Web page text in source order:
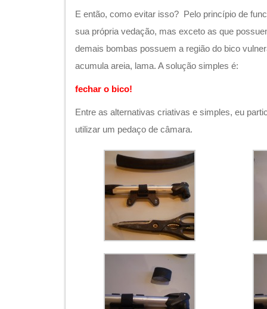
E então, como evitar isso? Pelo princípio de
sua própria vedação, mas exceto as que
demais bombas possuem a região do bico
acumula areia, lama. A solução simples é:
fechar o bico!
Entre as alternativas criativas e simples, eu
utilizar um pedaço de câmara.